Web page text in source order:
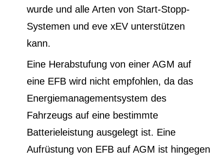
wurde und alle Arten von Start-Stopp-
Systemen und eve xEV unterstützen
kann.
Eine Herabstufung von einer AGM auf
eine EFB wird nicht empfohlen, da das
Energiemanagementsystem des
Fahrzeugs auf eine bestimmte
Batterieleistung ausgelegt ist. Eine
Aufrüstung von EFB auf AGM ist hingegen